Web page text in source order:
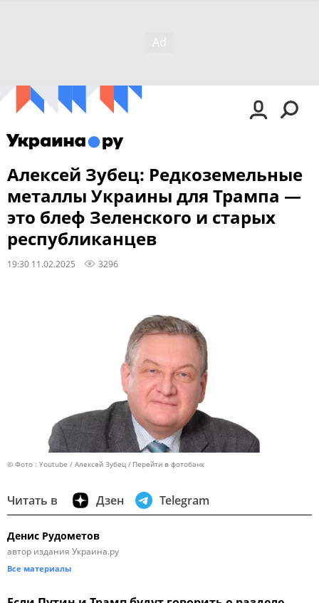
Алексей Зубец: Редкоземельные
металлы Украины для Трампа —
это блеф Зеленского и старых
республиканцев
19:30 11.02.2025 3296
© Фото : Youtube / Алексей Зубец Перейти в фотобанк
Читать в Дзен Telegram
Денис Рудометов
автор издания Украина.ру
Все материалы